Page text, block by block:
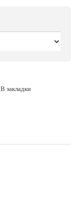
В закладки